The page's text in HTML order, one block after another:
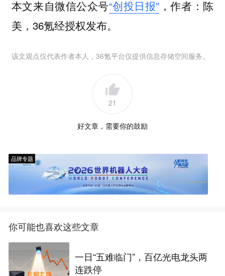
本文来自微信公众号“创投日报” ，作者：陈
美，36氪经授权发布。
该文观点仅代表作者本人，36氪平台仅提供信息存储空间服务。
21
好文章，需要你的鼓励
品牌专题
你可能也喜欢这些文章
一日“五难临门”，百亿光电龙头两
连跌停